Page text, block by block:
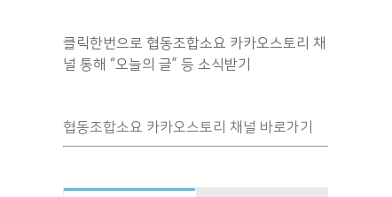
클릭한번으로 협동조합소요 카카오스토리 채
널 통해 “오늘의 글” 등 소식받기
협동조합소요 카카오스토리 채널 바로가기